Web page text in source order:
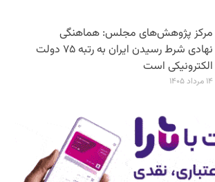
مرکز پژوهش‌های مجلس: هماهنگی
نهادی شرط رسیدن ایران به رتبه ۷۵ دولت
الکترونیکی است
۱۴ مرداد ۱۴۰۵